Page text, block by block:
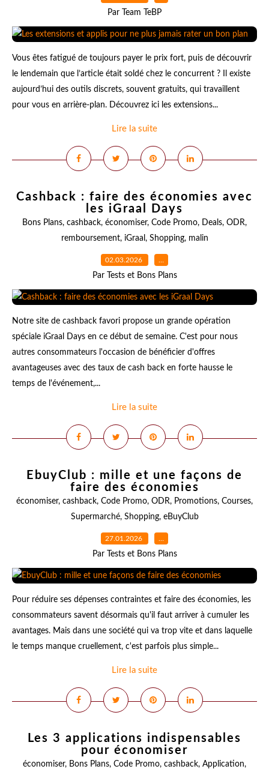
Par Team TeBP
Vous êtes fatigué de toujours payer le prix fort, puis de découvrir
le lendemain que l’article était soldé chez le concurrent ? Il existe
aujourd’hui des outils discrets, souvent gratuits, qui travaillent
pour vous en arrière-plan. Découvrez ici les extensions...
Lire la suite
Cashback : faire des économies avec
les iGraal Days
Bons Plans, cashback, économiser, Code Promo, Deals, ODR,
remboursement, iGraal , Shopping, malin
02.03.2026 …
Par Tests et Bons Plans
Notre site de cashback favori propose un grande opération
spéciale iGraal Days en ce début de semaine. C'est pour nous
autres consommateurs l'occasion de bénéficier d'offres
avantageuses avec des taux de cash back en forte hausse le
temps de l'événement,...
Lire la suite
EbuyClub : mille et une façons de
faire des économies
économiser, cashback, Code Promo, ODR, Promotions, Courses,
Supermarché, Shopping, eBuyClub
27.01.2026 …
Par Tests et Bons Plans
Pour réduire ses dépenses contraintes et faire des économies, les
consommateurs savent désormais qu'il faut arriver à cumuler les
avantages. Mais dans une société qui va trop vite et dans laquelle
le temps manque cruellement, c'est parfois plus simple...
Lire la suite
Les 3 applications indispensables
pour économiser
économiser, Bons Plans, Code Promo, cashback, Application,